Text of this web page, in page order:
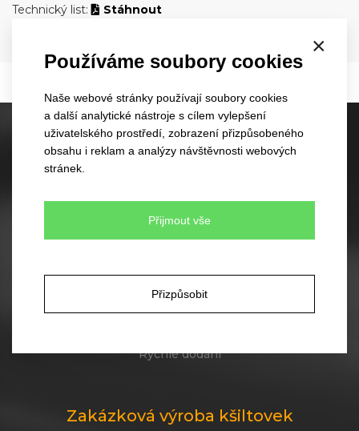
×
Používáme soubory cookies
Naše webové stránky používají soubory cookies
a další analytické nástroje s cílem vylepšení
uživatelského prostředí, zobrazení přizpůsobeného
obsahu i reklam a analýzy návštěvnosti webových
stránek.
Přijmout vše
Přizpůsobit
Technický list: Stáhnout
Skladové kšiltovky
Žádné minimální množství pro objednávku
Rychlé dodání
Skladové čepice
45 různých modelů
Rychlé dodání
Zakázková výroba kšiltovek